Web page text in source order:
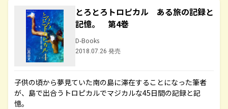
とろとろトロピカル ある旅の記録と
記憶。 第4巻
D-Books
2018.07.26 発売
子供の頃から夢見ていた南の島に滞在することになった筆者
が、島で出合うトロピカルでマジカルな45日間の記録と記
憶。